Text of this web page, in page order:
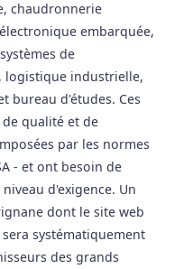
chaudronnerie
embarquée,
de
logistique industrielle,
bureau d'études. Ces
qualité et de
par les normes
- et ont besoin de
d'exigence. Un
dont le site web
systématiquement
des grands